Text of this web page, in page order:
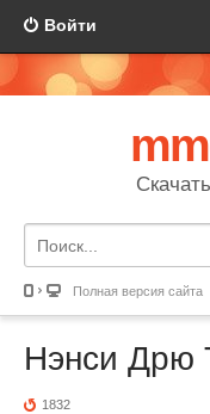
Войти
Полная версия сайта
Нэнси Дрю
1832